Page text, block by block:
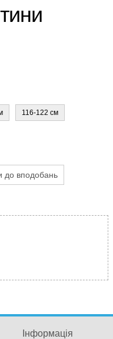
116-122 см
Інформація